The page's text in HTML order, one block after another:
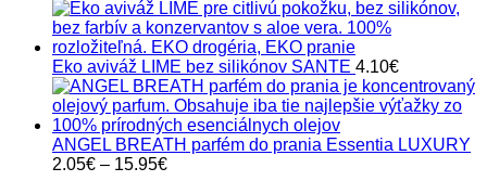
Eko aviváž LIME bez silikónov SANTE 4.10€
ANGEL BREATH parfém do prania Essentia LUXURY
2.05€ – 15.95€Price